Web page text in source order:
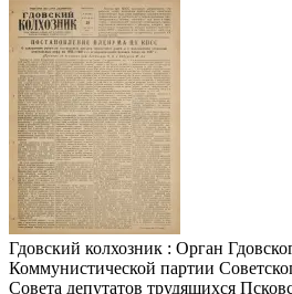
Гдовский колхозник : Орган
Коммунистической партии
Совета депутатов трудящихся